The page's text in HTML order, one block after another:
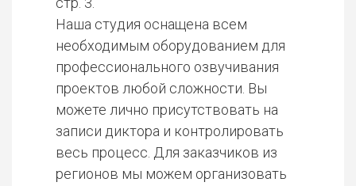
Наша студия оснащена всем
необходимым оборудованием для
профессионального озвучивания
проектов любой сложности. Вы
можете лично присутствовать на
записи диктора и контролировать
весь процесс. Для заказчиков из
регионов мы можем организовать